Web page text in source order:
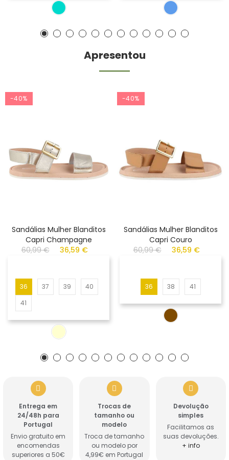
Apresentou
-40%
Sandálias Mulher Blanditos
Capri Champagne
60,99 €
36,59 €
36 37 39
40
41
-40%
Sandálias Mulher Blanditos
Capri Couro
60,99 €
36,59 €
36 38 41
Entrega em
24/48h para
Portugal
Envio gratuito em
encomendas
superiores a 50€
Trocas de
tamanho ou
modelo
Troca de tamanho
ou modelo por
4,99€ em Portugal
Devolução
simples
Facilitamos as
suas devoluções.
+ info